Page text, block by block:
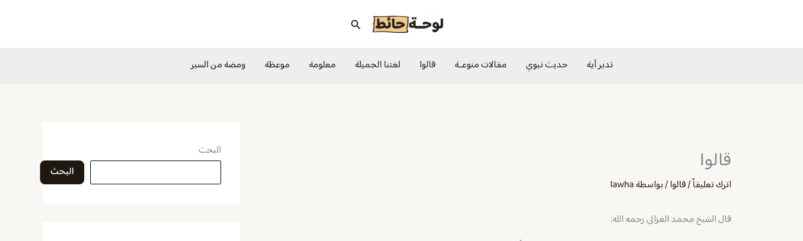
البحث
تدبر آية حديث نبوي مقالات منوعــة قالوا لغتنا الجميلة معلومة موعظة ومضة من السير
قالوا
اترك تعليقاً/قالوا/ بواسطةlawha
قال الشيخ محمد الغزالي رحمه الله:
البحث
البحث